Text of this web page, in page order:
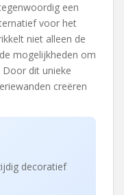
een
voor het
niet alleen de
mogelijkheden om
dit unieke
creëren
decoratief